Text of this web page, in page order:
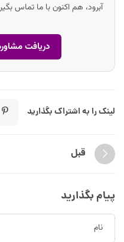
آبرود، هم اکنون با ما تماس
دریافت
لینک را به اشتراک بگذارید
قبل
پیام بگذارید